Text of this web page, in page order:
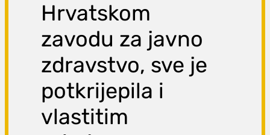
Hrvatskom
zavodu za javno
zdravstvo, sve je
potkrijepila i
vlastitim